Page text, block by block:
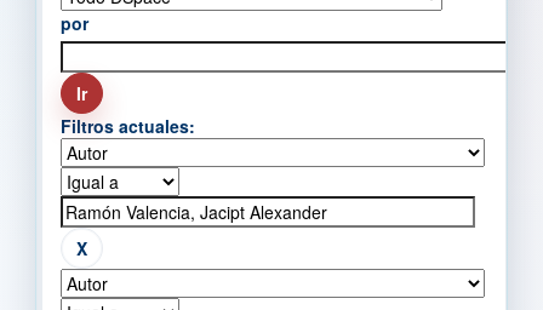
por
Filtros actuales: